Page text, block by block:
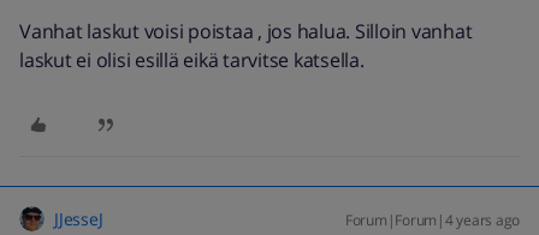
Vanhat laskut voisi poistaa , jos halua. Silloin vanhat
laskut ei olisi esillä eikä tarvitse katsella.
JJesseJ Forum|Forum|4 years ago